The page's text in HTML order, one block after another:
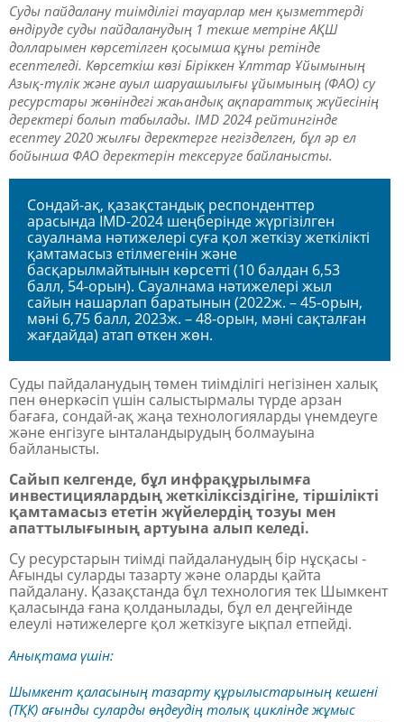
Суды пайдалану тиімділігі тауарлар мен қызметтерді
өндіруде суды пайдаланудың 1 текше метріне АҚШ
долларымен көрсетілген қосымша құны ретінде
есептеледі. Көрсеткіш көзі Біріккен Ұлттар Ұйымының
Азық-түлік және ауыл шаруашылығы ұйымының (ФАО) су
ресурстары жөніндегі жаһандық ақпараттық жүйесінің
деректері болып табылады. IMD 2024 рейтингінде
есептеу 2020 жылғы деректерге негізделген, бұл әр ел
бойынша ФАО деректерін тексеруге байланысты.
Сондай-ақ, қазақстандық респонденттер
арасында IMD-2024 шеңберінде жүргізілген
сауалнама нәтижелері суға қол жеткізужеткілікті
қамтамасыз етілмегенін және
басқарылмайтынын көрсетті (10 балдан 6,53
балл, 54-орын). Сауалнама нәтижелері жыл
сайын нашарлап баратынын (2022ж. – 45-орын,
мәні 6,75 балл, 2023ж. – 48-орын, мәні сақталған
жағдайда) атап өткен жөн.
Суды пайдаланудың төмен тиімділігі негізінен халық
пен өнеркәсіп үшін салыстырмалы түрде арзан
бағаға, сондай-ақ жаңа технологияларды үнемдеуге
және енгізуге ынталандырудың болмауына
байланысты.
Сайып келгенде, бұл инфрақұрылымға
инвестициялардың жеткіліксіздігіне, тіршілікті
қамтамасыз ететін жүйелердің тозуы мен
апаттылығының артуына алып келеді.
Су ресурстарын тиімді пайдаланудың бір нұсқасы -
Ағынды суларды тазарту және оларды қайта
пайдалану. Қазақстанда бұл технология тек Шымкент
қаласында ғана қолданылады, бұл ел деңгейінде
елеулі нәтижелерге қол жеткізуге ықпал етпейді.
Анықтама үшін:
Шымкент қаласының тазарту құрылыстарының кешені
(ТҚК) ағынды суларды өңдеудің толық циклінде жұмыс